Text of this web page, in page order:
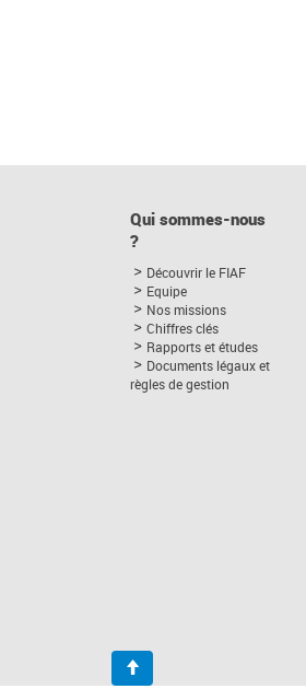
Qui sommes-nous
?
Découvrir le FIAF
Equipe
Nos missions
Chiffres clés
Rapports et études
Documents légaux et
règles de gestion